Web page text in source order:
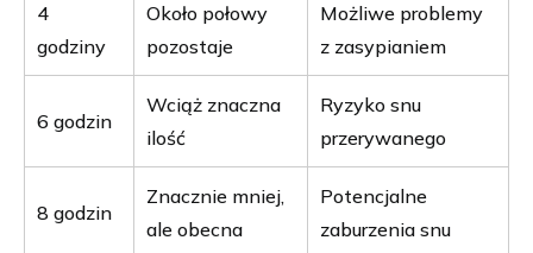
4
godziny
Około połowy
pozostaje
Możliwe problemy
z zasypianiem
6 godzin
Wciąż znaczna
ilość
Ryzyko snu
przerywanego
8 godzin
Znacznie mniej,
ale obecna
Potencjalne
zaburzenia snu